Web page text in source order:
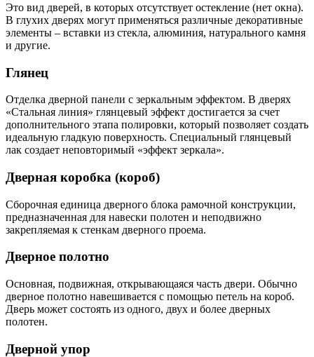
Это вид дверей, в которых отсутствует остекление (нет окна).
В глухих дверях могут применяться различные декоративные
элементы – вставки из стекла, алюминия, натурального камня
и другие.
Глянец
Отделка дверной панели с зеркальным эффектом. В дверях
«Стальная линия» глянцевый эффект достигается за счет
дополнительного этапа полировки, который позволяет создать
идеальную гладкую поверхность. Специальный глянцевый
лак создает неповторимый «эффект зеркала».
Дверная коробка (короб)
Сборочная единица дверного блока рамочной конструкции,
предназначенная для навески полотен и неподвижно
закрепляемая к стенкам дверного проема.
Дверное полотно
Основная, подвижная, открывающаяся часть двери. Обычно
дверное полотно навешивается с помощью петель на короб.
Дверь может состоять из одного, двух и более дверных
полотен.
Дверной упор